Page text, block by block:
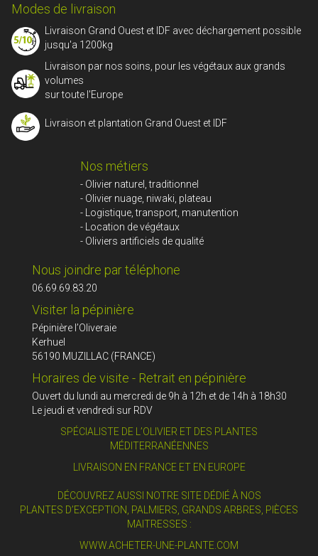
Modes de livraison
Livraison Grand Ouest et IDF avec déchargement possible
jusqu'a 1200kg
Livraison par nos soins, pour les végétaux aux grands
volumes
sur toute l'Europe
Livraison et plantation Grand Ouest et IDF
Nos métiers
- Olivier naturel, traditionnel
- Olivier nuage, niwaki, plateau
- Logistique, transport, manutention
- Location de végétaux
- Oliviers artificiels de qualité
Nous joindre par téléphone
06.69.69.83.20
Visiter la pépinière
Pépinière l’Oliveraie
Kerhuel
56190 MUZILLAC (FRANCE)
Horaires de visite - Retrait en pépinière
Ouvert du lundi au mercredi de 9h à 12h et de 14h à 18h30
Le jeudi et vendredi sur RDV
SPÉCIALISTE DE L’OLIVIER ET DES PLANTES
MÉDITERRANÉENNES
LIVRAISON EN FRANCE ET EN EUROPE
DÉCOUVREZ AUSSI NOTRE SITE DÉDIÉ À NOS
PLANTES D’EXCEPTION, PALMIERS, GRANDS ARBRES, PIÈCES
MAITRESSES :
WWW.ACHETER-UNE-PLANTE.COM